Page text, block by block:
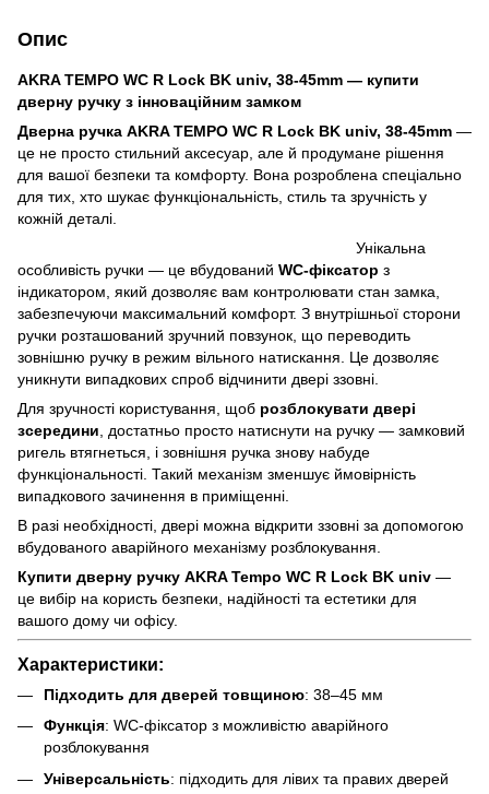
Опис
AKRA TEMPO WC R Lock BK univ, 38-45mm — купити
дверну ручку з інноваційним замком
Дверна ручка AKRA TEMPO WC R Lock BK univ, 38-45mm —
це не просто стильний аксесуар, але й продумане рішення
для вашої безпеки та комфорту. Вона розроблена спеціально
для тих, хто шукає функціональність, стиль та зручність у
кожній деталі.
Унікальна
особливість ручки — це вбудований WC-фіксатор з
індикатором, який дозволяє вам контролювати стан замка,
забезпечуючи максимальний комфорт. З внутрішньої сторони
ручки розташований зручний повзунок, що переводить
зовнішню ручку в режим вільного натискання. Це дозволяє
уникнути випадкових спроб відчинити двері ззовні.
Для зручності користування, щоб розблокувати двері
зсередини, достатньо просто натиснути на ручку — замковий
ригель втягнеться, і зовнішня ручка знову набуде
функціональності. Такий механізм зменшує ймовірність
випадкового зачинення в приміщенні.
В разі необхідності, двері можна відкрити ззовні за допомогою
вбудованого аварійного механізму розблокування.
Купити дверну ручку AKRA Tempo WC R Lock BK univ —
це вибір на користь безпеки, надійності та естетики для
вашого дому чи офісу.
Характеристики:
Підходить для дверей товщиною: 38–45 мм
Функція: WC-фіксатор з можливістю аварійного
розблокування
Універсальність: підходить для лівих та правих дверей